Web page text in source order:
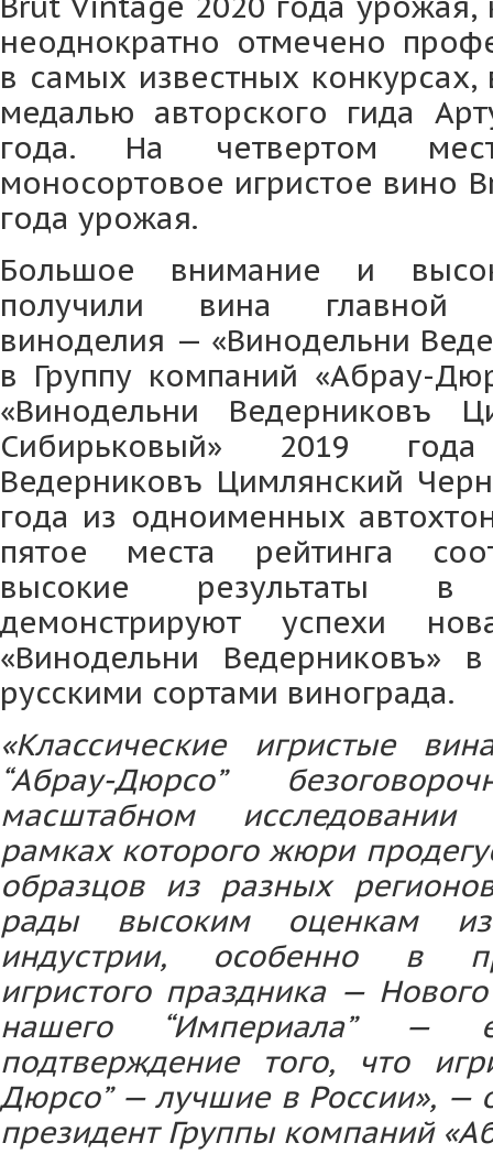
неоднократно отмечено
в самых известных конкурсах,
медалью авторского гида
года. На четвертом
моносортовое игристое вино
года урожая.
Большое внимание и
получили вина главной
виноделия — «Винодельни
в Группу компаний «Абрау-
«Винодельни Ведерниковъ
Сибирьковый» 2019
Ведерниковъ Цимлянский
года из одноименных
пятое места рейтинга
высокие результаты
демонстрируют успехи
«Винодельни Ведерниковъ»
русскими сортами винограда.
«Классические игристые
“Абрау-Дюрсо”
масштабном исследовании
рамках которого жюри
образцов из разных
рады высоким оценкам
индустрии, особенно в
игристого праздника —
нашего “Империала” —
подтверждение того, что
Дюрсо” — лучшие в России», —
президент Группы компаний